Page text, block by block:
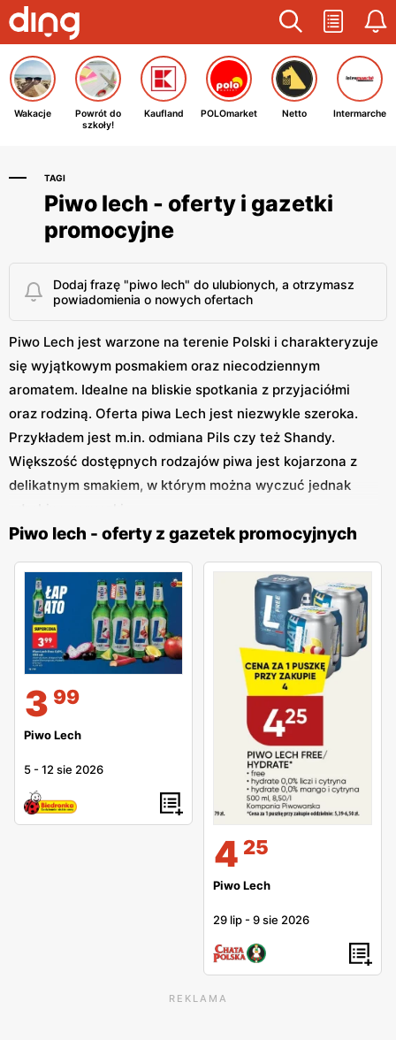
Wakacje
Powrót do
szkoły!
Kaufland POLOmarket Netto Intermarche
TAGI
Piwo lech - oferty i gazetki
promocyjne
Dodaj frazę "piwo lech" do ulubionych, a otrzymasz
powiadomienia o nowych ofertach
Piwo Lech jest warzone na terenie Polski i charakteryzuje
się wyjątkowym posmakiem oraz niecodziennym
aromatem. Idealne na bliskie spotkania z przyjaciółmi
oraz rodziną. Oferta piwa Lech jest niezwykle szeroka.
Przykładem jest m.in. odmiana Pils czy też Shandy.
Większość dostępnych rodzajów piwa jest kojarzona z
delikatnym smakiem, w którym można wyczuć jednak
Ciekawą informacją dla wszystkich zainteresowanych
osób jest to, że Lech występuje w połączeniu piwa oraz
lemoniady. W ten sposób można zdecydować się na
zakup swojego ulubionego smaku, np. na
przygotowywaną imprezę urodzinową lub imieninową.
Bez problemów da się też wyposażyć w wersję
bezalkoholową. Wystarczy rzucić okiem na gazetki
promocyjne i wyszukać dla siebie odpowiednie produkty.
Piwo lech - oferty z gazetek promocyjnych
3 99
Piwo Lech
5 -12 sie 2026
4 25
Piwo Lech
29 lip -9 sie 2026
REKLAMA